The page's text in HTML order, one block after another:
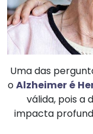
Uma das
oAlzheimeré
válida, pois a
impacta